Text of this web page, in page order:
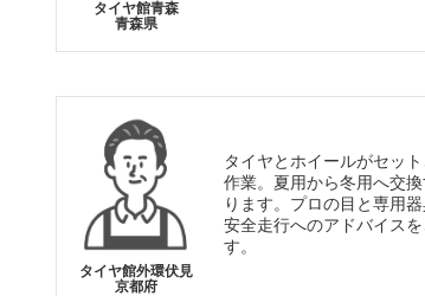
タイヤ館青森
青森県
タイヤ館外環伏見
京都府
タイヤとホイールがセッ
作業。夏用から冬用へ交
ります。プロの目と専用
安全走行へのアドバイス
す。